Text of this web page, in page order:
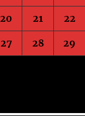
20 21 22
27 28 29